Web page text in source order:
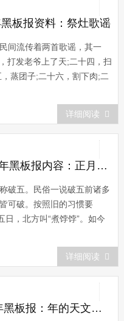
板报资料：祭灶歌谣
间流传着两首歌谣，其一
打发老爷上了天;二十四，扫
蒸团子;二十六，割下肉;二
日，门神、对联一齐贴”。体
和准备工作的紧张。 其二
“二十三，祭罢灶，小...
详细阅读
迎新年黑板报文字内容|迎新年黑板报内容：正月初五习俗
破五。民俗一说破五前诸多
可破。按照旧的习惯要
日，北方叫“煮饽饽”。如今
有不吃的。从王公大宅到街巷
，就连待客也如此。妇女们也
始互相走访拜年、道贺。...
详细阅读
[2020年迎新年黑板报]迎新年黑板报：年的天文官传说